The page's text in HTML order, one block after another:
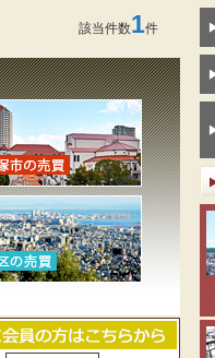
該当件数1件